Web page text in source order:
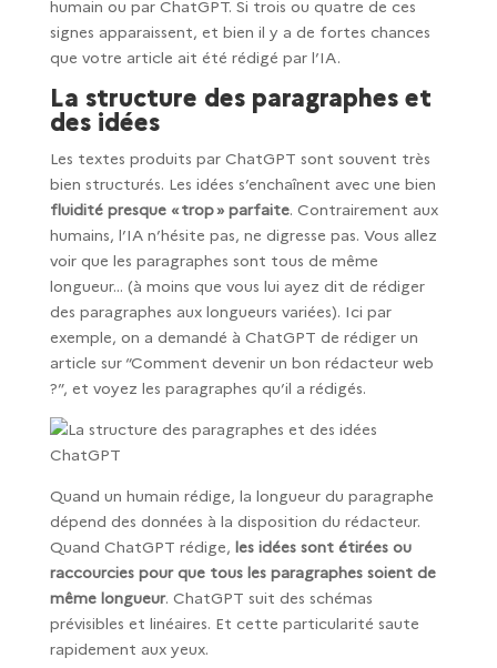
humain ou par ChatGPT. Si trois ou quatre de ces
signes apparaissent, et bien il y a de fortes chances
que votre article ait été rédigé par l’IA.
La structure des paragraphes et
des idées
Les textes produits par ChatGPT sont souvent très
bien structurés. Les idées s’enchaînent avec une bien
fluidité presque « trop » parfaite. Contrairement aux
humains, l’IA n’hésite pas, ne digresse pas. Vous allez
voir que les paragraphes sont tous de même
longueur… (à moins que vous lui ayez dit de rédiger
des paragraphes aux longueurs variées). Ici par
exemple, on a demandé à ChatGPT de rédiger un
article sur “Comment devenir un bon rédacteur web
?”, et voyez les paragraphes qu’il a rédigés.
Quand un humain rédige, la longueur du paragraphe
dépend des données à la disposition du rédacteur.
Quand ChatGPT rédige, les idées sont étirées ou
raccourcies pour que tous les paragraphes soient de
même longueur. ChatGPT suit des schémas
prévisibles et linéaires. Et cette particularité saute
rapidement aux yeux.